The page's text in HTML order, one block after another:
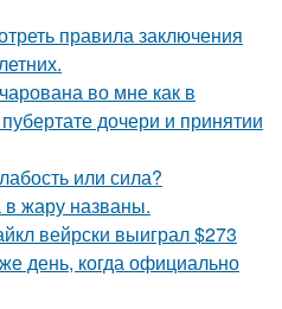
правила заключения
во мне как в
дочери и принятии
или сила?
жару названы.
вейрски выиграл $273
день, когда официально